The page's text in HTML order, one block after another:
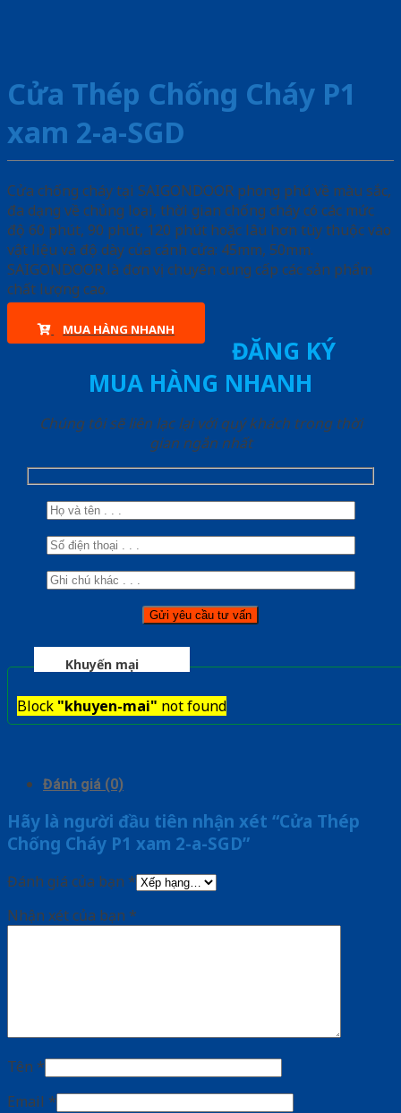
Cửa Thép Chống Cháy P1
xam 2-a-SGD
Cửa chống cháy tại SAIGONDOOR phong phú về màu sắc,
đa dạng về chủng loại, thời gian chống cháy có các mức
độ 60 phút, 90 phút, 120 phút hoặc lâu hơn tùy thuộc vào
vật liệu và độ dày của cánh cửa: 45mm, 50mm.
SAIGONDOOR là đơn vị chuyên cung cấp các sản phẩm
chất lượng cao.
MUA HÀNG NHANH
ĐĂNG KÝ
MUA HÀNG NHANH
Chúng tôi sẽ liên lạc lại với quý khách trong thời
gian ngắn nhất
Khuyến mại
Block "khuyen-mai" not found
Đánh giá (0)
Hãy là người đầu tiên nhận xét “Cửa Thép
Chống Cháy P1 xam 2-a-SGD”
Đánh giá của bạn *
Nhận xét của bạn *
Tên *
Email *